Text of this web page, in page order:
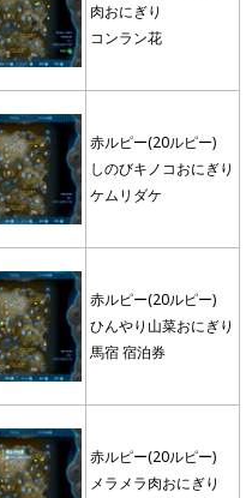
肉おにぎり
コンラン花
赤ルピー(20ルピー)
しのびキノコおにぎり
ケムリダケ
赤ルピー(20ルピー)
ひんやり山菜おにぎり
馬宿 宿泊券
赤ルピー(20ルピー)
メラメラ肉おにぎり